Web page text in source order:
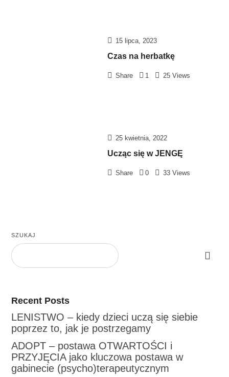
15 lipca, 2023
Czas na herbatkę
Share 1 25 Views
25 kwietnia, 2022
Ucząc się w JENGĘ
Share 0 33 Views
SZUKAJ
Recent Posts
LENISTWO – kiedy dzieci uczą się siebie
poprzez to, jak je postrzegamy
ADOPT – postawa OTWARTOŚCI i
PRZYJĘCIA jako kluczowa postawa w
gabinecie (psycho)terapeutycznym